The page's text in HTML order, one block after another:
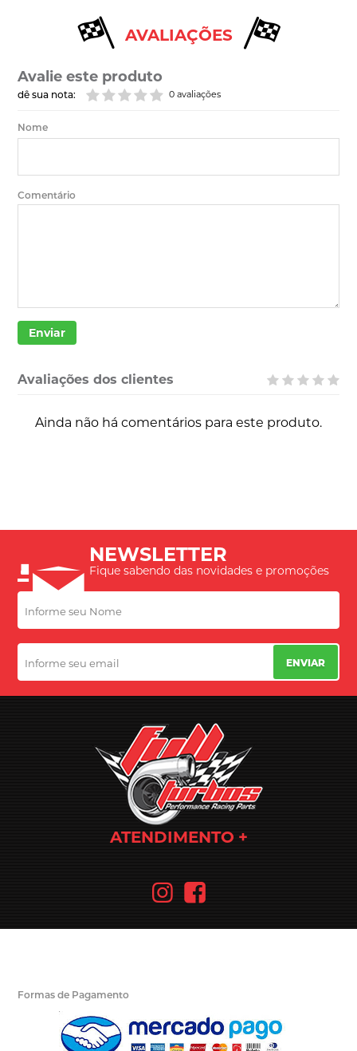
AVALIAÇÕES
Avalie este produto
0 avaliações
dê sua nota:
Nome
Comentário
Enviar
Avaliações dos clientes
Ainda não há comentários para este produto.
NEWSLETTER
Fique sabendo das novidades e promoções
ENVIAR
ATENDIMENTO
Formas de Pagamento